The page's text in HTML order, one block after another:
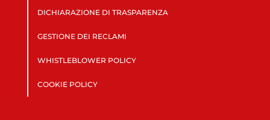
DICHIARAZIONE DI TRASPARENZA
GESTIONE DEI RECLAMI
WHISTLEBLOWER POLICY
COOKIE POLICY